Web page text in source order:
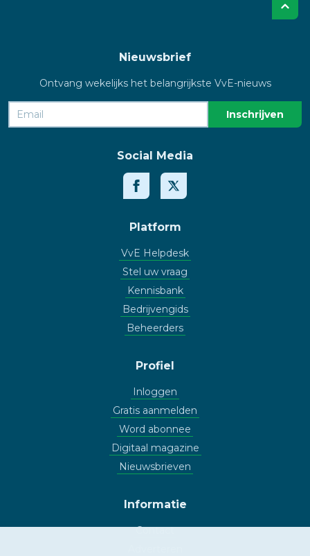
Nieuwsbrief
Ontvang wekelijks het belangrijkste VvE-nieuws
Social Media
Platform
VvE Helpdesk
Stel uw vraag
Kennisbank
Bedrijvengids
Beheerders
Profiel
Inloggen
Gratis aanmelden
Word abonnee
Digitaal magazine
Nieuwsbrieven
Informatie
Contact